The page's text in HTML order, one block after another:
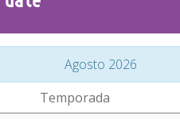
Agosto 2026
Temporada